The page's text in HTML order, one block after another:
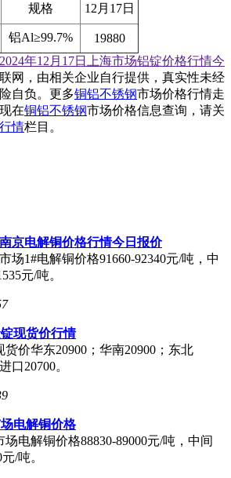
规格 12月17日
铝Al≥99.7%
19880
2024年12月17日上海市场铝锭价格行情今
网，由相关企业自行提供，真实性未经
自负。更多铜铝不锈钢市场价格行情走
在铜铝不锈钢市场价格信息查询，请关
情栏目。
京电解铜价格行情今日报价
场1#电解铜价格91660-92340元/吨，中
元/吨。
现货价行情
价华东20900；华南20900；东北
口20700。
电解铜价格
电解铜价格88830-89000元/吨，中间
/吨。